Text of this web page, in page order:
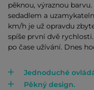
pěknou, výraznou
sedadlem a
km/h je už opravdu
spíše první dvě
po čase užívání. Dnes
Jednoduché
Pěkný design.